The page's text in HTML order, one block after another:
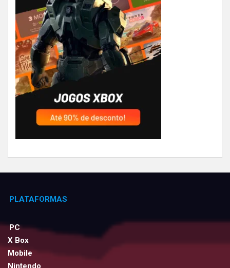
PLATAFORMAS
PC
X Box
Mobile
Nintendo